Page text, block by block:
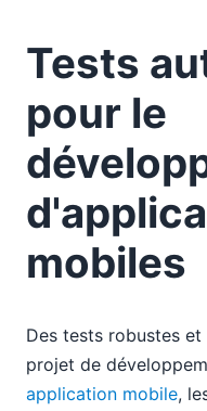
Tests
pour le
mobiles
Des tests robustes
projet de
application mobile,